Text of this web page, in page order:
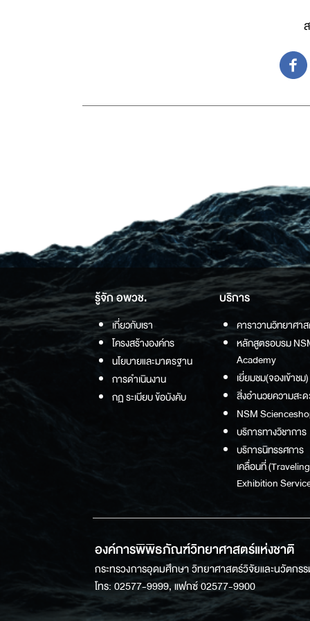
รู้จัก อพวช.
เกี่ยวกับเรา
โครงสร้างองค์กร
นโยบายและมาตรฐาน
การดำเนินงาน
กฏ ระเบียบ ข้อบังคับ
บริการ
คาราวานวิทยาศา
หลักสูตรอบรม
Academy
เยี่ยมชม(จองเข้าชม)
สิ่งอำนวยความสะ
NSM
บริการทางวิชาการ
บริการนิทรรศการ
เคลื่อนที่ (Traveling
Exhibition
องค์การพิพิธภัณฑ์วิทยาศาสตร์แห่งชาติ
กระทรวงการอุดมศึกษา วิทยาศาสตร์วิจัยและนวัตก
โทร: 02577-9999, แฟกซ์ 02577-9900